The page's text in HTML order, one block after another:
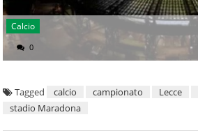
Calcio
0
Tagged calcio campionato Lecce
stadio Maradona